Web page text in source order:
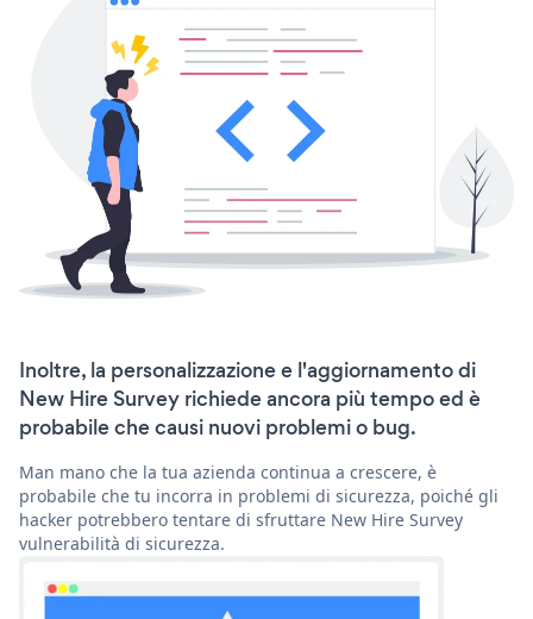
Inoltre, la personalizzazione e l'aggiornamento di
New Hire Survey richiede ancora più tempo ed è
probabile che causi nuovi problemi o bug.
Man mano che la tua azienda continua a crescere, è
probabile che tu incorra in problemi di sicurezza, poiché gli
hacker potrebbero tentare di sfruttare New Hire Survey
vulnerabilità di sicurezza.